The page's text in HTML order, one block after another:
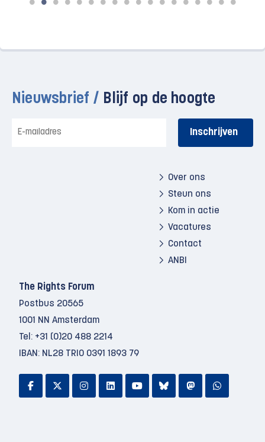
Nieuwsbrief / Blijf op de hoogte
mailadres
Over ons
Steun ons
Kom in actie
Vacatures
Contact
ANBI
The Rights Forum
Postbus 20565
1001 NN Amsterdam
Tel: +31 (0)20 488 2214
IBAN: NL28 TRIO 0391 1893 79